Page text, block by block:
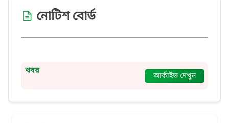
নোটিশ বোর্ড
খবর আর্কাইভ দেখুন